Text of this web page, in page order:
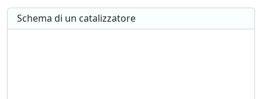
Schema di un catalizzatore